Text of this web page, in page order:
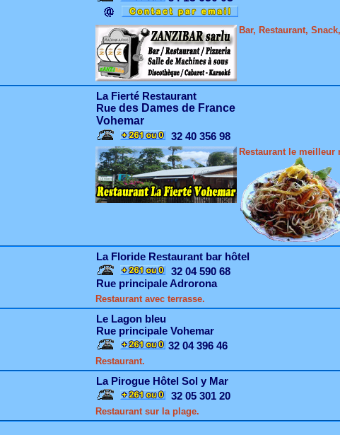
Bar, Restaurant,
La Fierté Restaurant
Rue des Dames de France
Vohemar
32 40 356 98
Restaurant le meilleur
La Floride Restaurant bar hôtel
32 04 590 68
Rue principale Adrorona
Restaurant avec terrasse.
Le Lagon bleu
Rue principale Vohemar
32 04 396 46
Restaurant.
La Pirogue Hôtel Sol y Mar
32 05 301 20
Restaurant sur la plage.